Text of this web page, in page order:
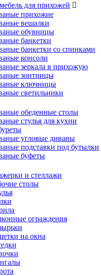
для прихожей
прихожие
вешалки
обувницы
банкетки
банкетки со спинками
консоли
зеркала в прихожую
зонтницы
ключницы
светильники
обеденные столы
стулья для кухни
угловые диваны
подставки под бутылки
буфеты
и стеллажи
столы
ограждения
на окна